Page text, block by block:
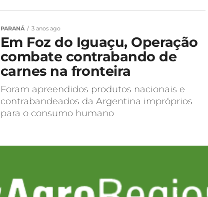
PARANÁ 3 anos ago
Em Foz do Iguaçu, Operação
combate contrabando de
carnes na fronteira
Foram apreendidos produtos nacionais e
contrabandeados da Argentina impróprios
para o consumo humano